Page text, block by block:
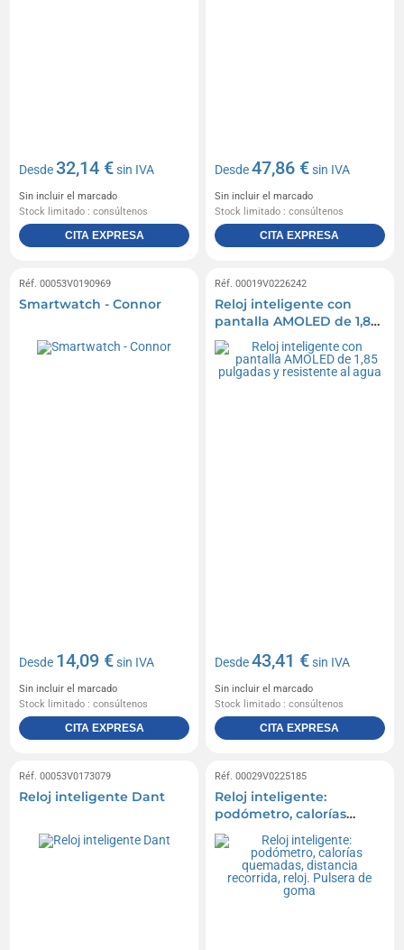
Desde32,14 €sin IVA
Sin incluir el marcado
Stock limitado : consúltenos
CITA EXPRESA
Desde47,86 €sin IVA
Sin incluir el marcado
Stock limitado : consúltenos
CITA EXPRESA
Réf. 00053V0190969
Smartwatch - Connor
Desde 14,09 €sin IVA
Sin incluir el marcado
Stock limitado : consúltenos
CITA EXPRESA
Réf. 00019V0226242
Reloj inteligente con
pantalla AMOLED de 1,85
pulgadas y resistente al
agua
Desde43,41 €sin IVA
Sin incluir el marcado
Stock limitado : consúltenos
CITA EXPRESA
Réf. 00053V0173079
Reloj inteligente Dant
Réf. 00029V0225185
Reloj inteligente:
podómetro, calorías
quemadas, distancia
recorrida, reloj. Pulsera
de goma